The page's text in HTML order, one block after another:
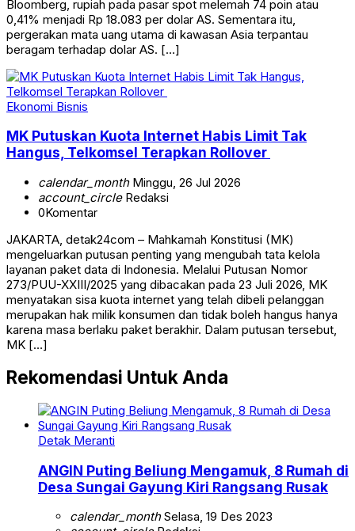
Bloomberg, rupiah pada pasar spot melemah 74 poin atau
0,41% menjadi Rp 18.083 per dolar AS. Sementara itu,
pergerakan mata uang utama di kawasan Asia terpantau
beragam terhadap dolar AS. […]
Ekonomi Bisnis
MK Putuskan Kuota Internet Habis Limit Tak
Hangus, Telkomsel Terapkan Rollover
calendar_monthMinggu, 26 Jul 2026
account_circleRedaksi
0Komentar
JAKARTA, detak24com – Mahkamah Konstitusi (MK)
mengeluarkan putusan penting yang mengubah tata kelola
layanan paket data di Indonesia. Melalui Putusan Nomor
273/PUU-XXIII/2025 yang dibacakan pada 23 Juli 2026, MK
menyatakan sisa kuota internet yang telah dibeli pelanggan
merupakan hak milik konsumen dan tidak boleh hangus hanya
karena masa berlaku paket berakhir. Dalam putusan tersebut,
MK […]
Rekomendasi Untuk Anda
Detak Meranti
ANGIN Puting Beliung Mengamuk, 8 Rumah di
Desa Sungai Gayung Kiri Rangsang Rusak
calendar_monthSelasa, 19 Des 2023